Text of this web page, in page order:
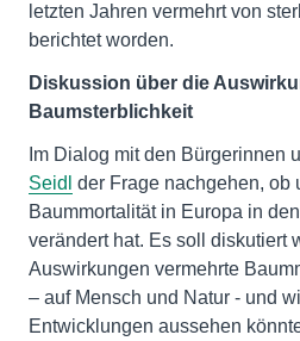
letzten Jahren vermehrt von
berichtet worden.
Diskussion über die
Baumsterblichkeit
Im Dialog mit den Bürgerinnen
Seidl der Frage nachgehen, ob
Baummortalität in Europa in
verändert hat. Es soll diskutiert
Auswirkungen vermehrte
– auf Mensch und Natur - und
Entwicklungen aussehen